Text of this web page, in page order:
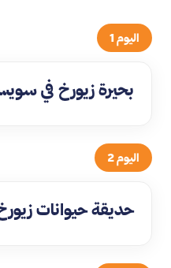
اليوم 1
بحيرة زيورخ في
اليوم 2
حديقة حيوانات